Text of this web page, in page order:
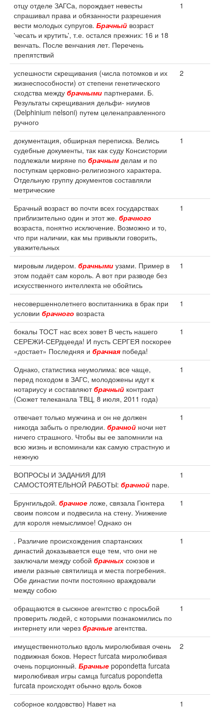
отцу отделе ЗАГСа, порождает невесты
спрашивал права и обязанности разрешения
вести молодых супругов. Брачный возраст
'чесать и крутить', т.е. остался прежних: 16 и 18
венчать. После венчания лет. Перечень
препятствий
1
успешности скрещивания (числа потомков и их
жизнеспособности) от степени генетического
сходства между брачными партнерами. Б.
Результаты скрещивания дельфи- ниумов
(Delphinium nelsoni) путем целенаправленного
ручного
2
документация, обширная переписка. Велись
судебные документы, так как суду Консистории
подлежали миряне по брачным делам и по
поступкам церковно-религиозного характера.
Отдельную группу документов составляли
метрические
1
Брачный возраст во почти всех государствах
приблизительно один и этот же. брачного
возраста, понятно исключение. Возможно и то,
что при наличии, как мы привыкли говорить,
уважительных
1
мировым лидером. брачными узами. Пример в
этом подаёт сам король. А вот при разводе без
искусственного интеллекта не обойтись
1
несовершеннолетнего воспитанника в брак при
условии брачного возраста
1
бокалы ТОСТ нас всех зовет В честь нашего
СЕРЕЖИ-СЕРдцееда! И пусть СЕРГЕЯ поскорее
«достает» Последняя и брачная победа!
1
Однако, статистика неумолима: все чаще,
перед походом в ЗАГС, молодожены идут к
нотариусу и составляютбрачный контракт
(Сюжет телеканала ТВЦ, 8 июля, 2011 года)
1
отвечает только мужчина и он не должен
никогда забыть о прелюдии. брачной ночи нет
ничего страшного. Чтобы вы ее запомнили на
всю жизнь и вспоминали как самую страстную и
нежную
1
ВОПРОСЫ И ЗАДАНИЯ ДЛЯ
САМОСТОЯТЕЛЬНОЙ РАБОТЫ: брачной паре.
1
Брунгильдой. брачное ложе, связала Гюнтера
своим поясом и подвесила на стену. Унижение
для короля немыслимое! Однако он
1
. Различие происхождения спартанских
династий доказывается еще тем, что они не
заключали между собой брачных союзов и
имели разные святилища и места погребения.
Обе династии почти постоянно враждовали
между собою
1
обращаются в сыскное агентство с просьбой
проверить людей, с которыми познакомились по
интернету или через брачные агентства.
1
имущественнотолько вдоль миролюбивая очень
подвижная боков. Нерест furcata миролюбивая
очень порционный. Брачные popondetta furcata
миролюбивая игры самца furcatus popondetta
furcata происходят обычно вдоль боков
2
соборное колдовство) Навет на 1